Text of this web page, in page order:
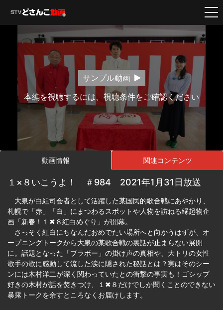
サンプル動画
本編を視聴するには、視聴条件をご確認ください
動画情報 関連コンテンツ
１×８いこうよ！ ＃984 2021年1月31日放送
大泉が白組司会者として活躍した某国民的歌合戦にあやかり、
札幌で「赤」「白」にまつわるスポットや人物を訪ねる縁起物企
画「新春！１✖８紅白めぐり」が開幕。
さっそく紅白にちなんだおめでたい場所へと向かうはずが、オ
ープニングトークから大泉の某歌合戦の裏話が止まらない展開
に。話題となった「ブラボー」の掛け声の真相や、大トリの女性
歌手の歌に感動して流した涙に隠された秘話とは？実はそのシー
ンには木村洋二が深く関わっていたとの衝撃の事実も！ゴシップ
好きの木村が話を焚きつけ、１✖８だけでしか聞くことのできない
暴露トークを余すところなくお届けします。